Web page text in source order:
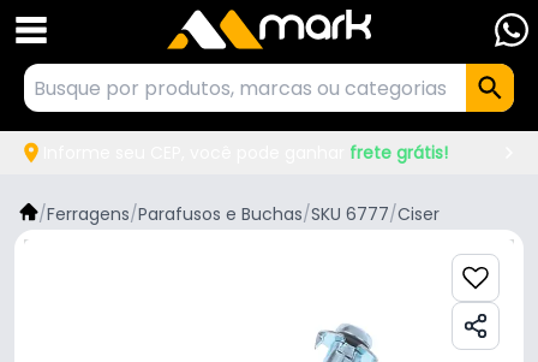
frete grátis!
/Ferragens/Parafusos e Buchas/SKU 6777/Ciser